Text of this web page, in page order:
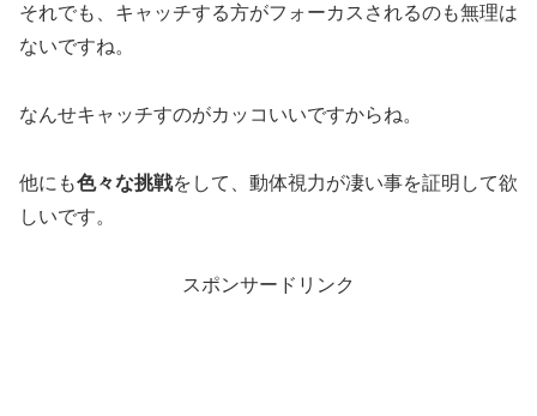
それでも、キャッチする方がフォーカスされるのも無理は
ないですね。
なんせキャッチすのがカッコいいですからね。
他にも色々な挑戦をして、動体視力が凄い事を証明して欲
しいです。
スポンサードリンク